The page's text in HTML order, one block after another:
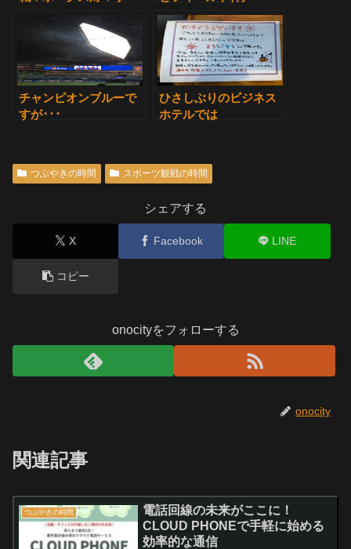
チャンピオンブルーで
すが･･･
ひさしぶりのビジネス
ホテルでは
つぶやきの時間 スポーツ観戦の時間
シェアする
X Facebook LINE
コピー
onocityをフォローする
onocity
関連記事
つぶやきの時間
電話回線の未来がここに！
CLOUD PHONEで手軽に始める
効率的な通信